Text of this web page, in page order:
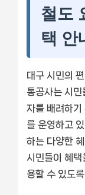
철도
택 안
대구 시민의
통공사는 시
자를 배려하기
를 운영하고
하는 다양한
시민들이 혜택
용할 수 있도